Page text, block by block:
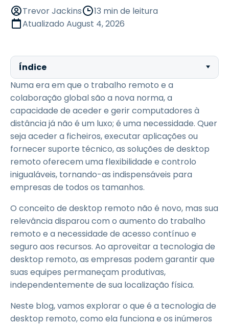
Trevor Jackins
13 min de leitura
Atualizado August 4, 2026
Índice
Numa era em que o trabalho remoto e a
colaboração global são a nova norma, a
capacidade de aceder e gerir computadores à
distância já não é um luxo; é uma necessidade. Quer
seja aceder a ficheiros, executar aplicações ou
fornecer suporte técnico, as soluções de desktop
remoto oferecem uma flexibilidade e controlo
inigualáveis, tornando-as indispensáveis para
empresas de todos os tamanhos.
O conceito de desktop remoto não é novo, mas sua
relevância disparou com o aumento do trabalho
remoto e a necessidade de acesso contínuo e
seguro aos recursos. Ao aproveitar a tecnologia de
desktop remoto, as empresas podem garantir que
suas equipes permaneçam produtivas,
independentemente de sua localização física.
Neste blog, vamos explorar o que é a tecnologia de
desktop remoto, como ela funciona e os inúmeros